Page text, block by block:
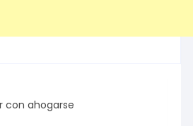
con ahogarse